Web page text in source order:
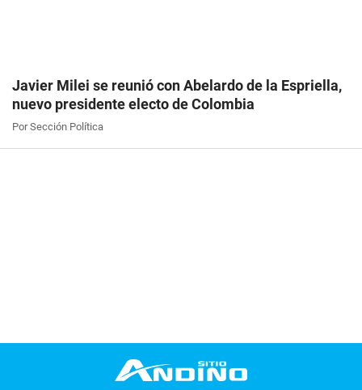
Javier Milei se reunió con Abelardo de la Espriella,
nuevo presidente electo de Colombia
Por Sección Política